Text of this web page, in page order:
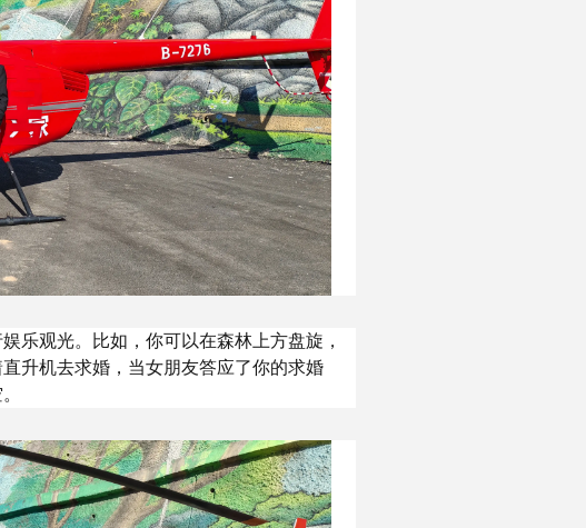
乐观光。比如，你可以在森林上方盘旋，
升机去求婚，当女朋友答应了你的求婚